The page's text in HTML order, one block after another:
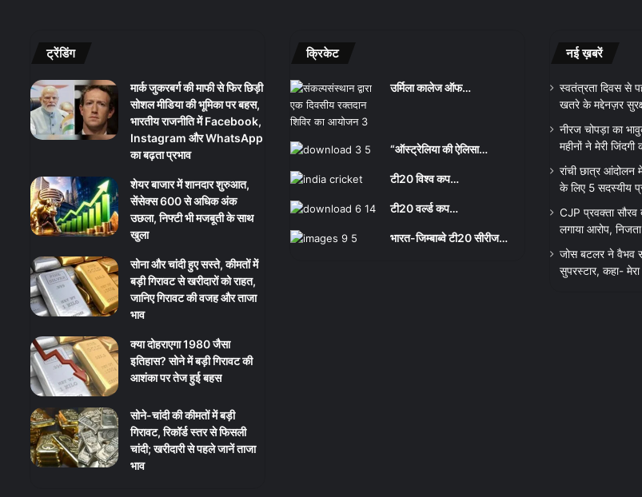
ट्रेंडिंग
मार्क जुकरबर्ग की माफी से फिर छिड़ी
सोशल मीडिया की भूमिका पर बहस,
भारतीय राजनीति में Facebook,
Instagram और WhatsApp
का बढ़ता प्रभाव
शेयर बाजार में शानदार शुरुआत,
सेंसेक्स 600 से अधिक अंक
उछला, निफ्टी भी मजबूती के साथ
खुला
सोना और चांदी हुए सस्ते, कीमतों में
बड़ी गिरावट से खरीदारों को राहत,
जानिए गिरावट की वजह और ताजा
भाव
क्या दोहराएगा 1980 जैसा
इतिहास? सोने में बड़ी गिरावट की
आशंका पर तेज हुई बहस
सोने-चांदी की कीमतों में बड़ी
गिरावट, रिकॉर्ड स्तर से फिसली
चांदी; खरीदारी से पहले जानें ताजा
भाव
क्रिकेट
उर्मिला कालेज ऑफ…
“ऑस्ट्रेलिया की ऐलिसा…
टी20 विश्व कप…
टी20 वर्ल्ड कप…
भारत-जिम्बाब्वे टी20 सीरीज…
नई ख़बरें
स्वतंत्रता दिवस से
खतरे के मद्देनज़र
नीरज चोपड़ा का
महीनों ने मेरी जिंदगी
रांची छात्र आंदोलन
के लिए 5 सदस्यीय
CJP प्रवक्ता
लगाया आरोप,
जोस बटलर ने वैभव
सुपरस्टार, कहा-